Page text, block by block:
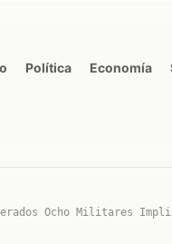
Política Economía
Ocho Militares